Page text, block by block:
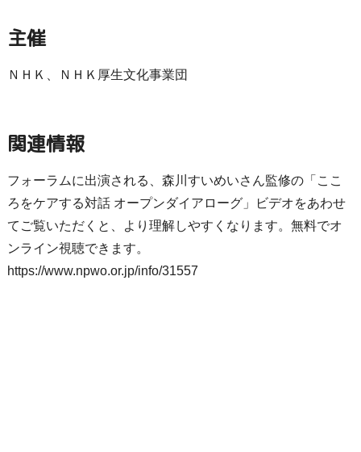
主催
ＮＨＫ、ＮＨＫ厚生文化事業団
関連情報
フォーラムに出演される、森川すいめいさん監修の「ここ
ろをケアする対話 オープンダイアローグ」ビデオをあわせ
てご覧いただくと、より理解しやすくなります。無料でオ
ンライン視聴できます。
https://www.npwo.or.jp/info/31557